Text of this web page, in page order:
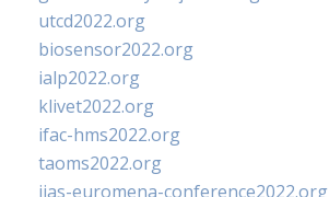
utcd2022.org
biosensor2022.org
ialp2022.org
klivet2022.org
ifac-hms2022.org
taoms2022.org
iias-euromena-conference2022.org